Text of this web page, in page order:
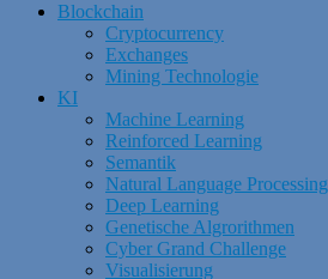
Blockchain
Cryptocurrency
Exchanges
Mining Technologie
KI
Machine Learning
Reinforced Learning
Semantik
Natural Language Processing
Deep Learning
Genetische Algrorithmen
Cyber Grand Challenge
Visualisierung